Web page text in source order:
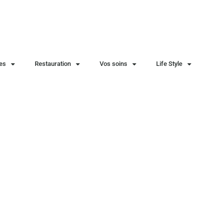
Restauration Vos soins Life Style